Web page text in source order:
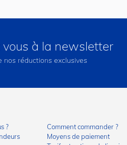
à la newsletter
nos réductions exclusives
?
Comment commander ?
Moyens de paiement